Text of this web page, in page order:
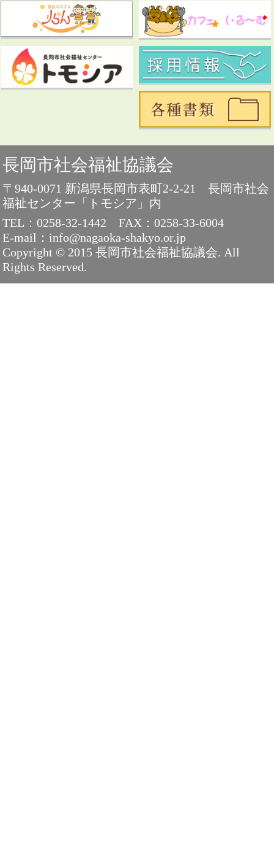
長岡市社会福祉協議会
〒940-0071 新潟県長岡市表町2-2-21 長岡市社会
福祉センター「トモシア」内
TEL：0258-32-1442
FAX：0258-33-6004
E-mail：info@nagaoka-shakyo.or.jp
Copyright © 2015 長岡市社会福祉協議会. All
Rights Reserved.